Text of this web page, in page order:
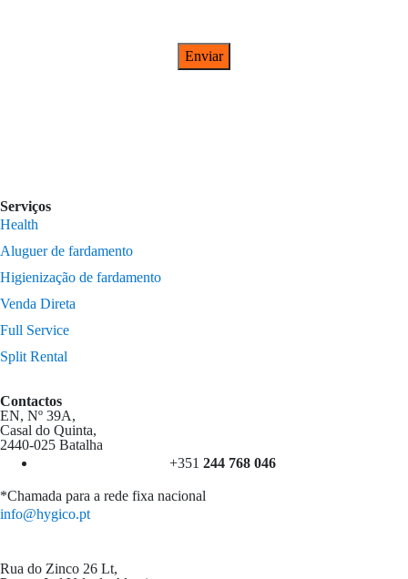
Serviços
Health
Aluguer de fardamento
Higienização de fardamento
Venda Direta
Full Service
Split Rental
Contactos
EN, Nº 39A,
Casal do Quinta,
2440-025 Batalha
+351 244 768 046
*Chamada para a rede fixa nacional
info@hygico.pt
Rua do Zinco 26 Lt,